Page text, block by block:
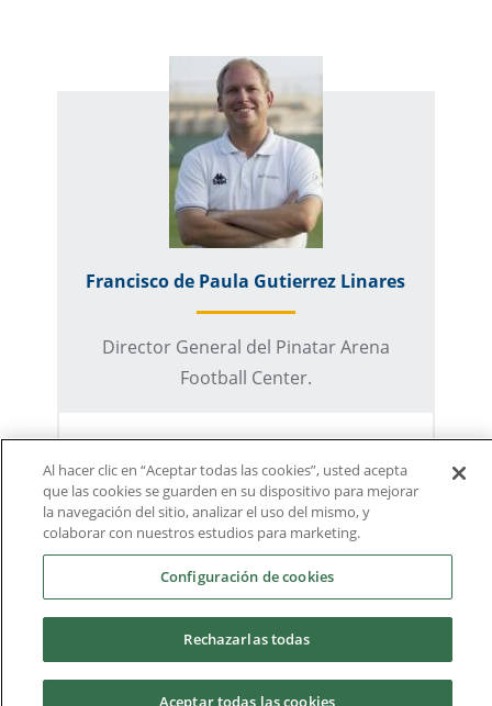
Francisco de Paula Gutierrez Linares
Director General del Pinatar Arena
Football Center.
Asignaturas
Calidad, Instalaciones y
Equipamientos Deportivos
Al hacer clic en “Aceptar todas las cookies”, usted acepta
que las cookies se guarden en su dispositivo para mejorar
la navegación del sitio, analizar el uso del mismo, y
colaborar con nuestros estudios para marketing.
Configuración de cookies
Rechazarlas todas
Aceptar todas las cookies